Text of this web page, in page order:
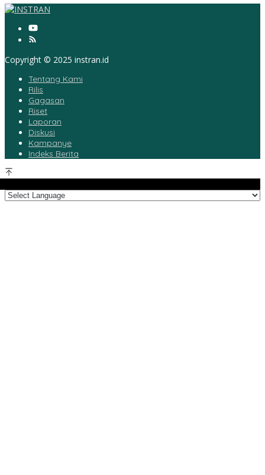
Copyright © 2025 instran.id
Tentang Kami
Rilis
Gagasan
Riset
Laporan
Diskusi
Kampanye
Indeks Berita